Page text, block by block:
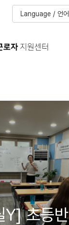
Y] 초등반